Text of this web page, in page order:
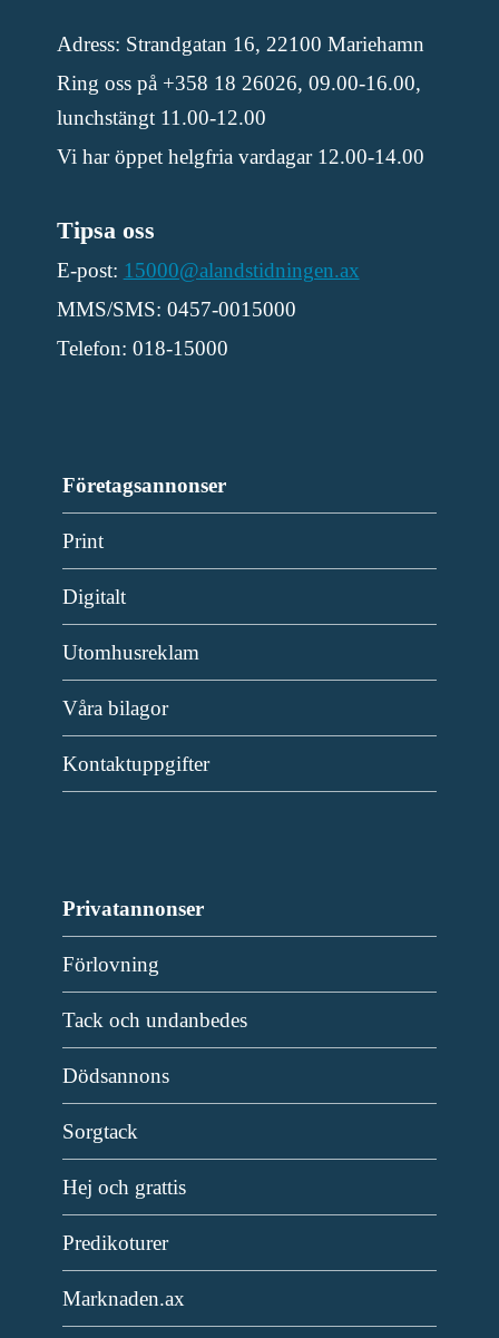
Adress: Strandgatan 16, 22100 Mariehamn
Ring oss på +358 18 26026, 09.00-16.00,
lunchstängt 11.00-12.00
Vi har öppet helgfria vardagar 12.00-14.00
Tipsa oss
E-post: 15000@alandstidningen.ax
MMS/SMS: 0457-0015000
Telefon: 018-15000
Företagsannonser
Print
Digitalt
Utomhusreklam
Våra bilagor
Kontaktuppgifter
Privatannonser
Förlovning
Tack och undanbedes
Dödsannons
Sorgtack
Hej och grattis
Predikoturer
Marknaden.ax